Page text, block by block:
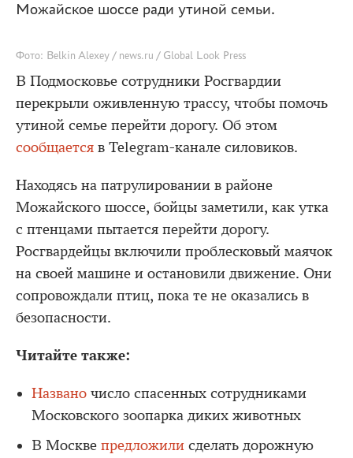
Можайское шоссе ради утиной семьи.
Фото: Belkin Alexey / news.ru / Global Look Press
В Подмосковье сотрудники Росгвардии
перекрыли оживленную трассу, чтобы помочь
утиной семье перейти дорогу. Об этом
сообщается в Telegram-канале силовиков.
Находясь на патрулировании в районе
Можайского шоссе, бойцы заметили, как утка
с птенцами пытается перейти дорогу.
Росгвардейцы включили проблесковый маячок
на своей машине и остановили движение. Они
сопровождали птиц, пока те не оказались в
безопасности.
Читайте также:
Названо число спасенных сотрудниками
Московского зоопарка диких животных
В Москве предложили сделать дорожную